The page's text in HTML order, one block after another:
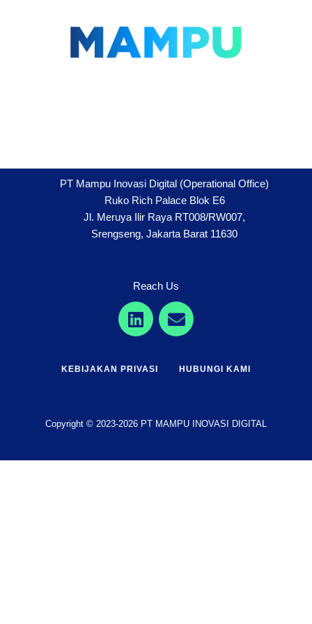
PT Mampu Inovasi Digital (Operational Office)
Ruko Rich Palace Blok E6
Jl. Meruya Ilir Raya RT008/RW007,
Srengseng, Jakarta Barat 11630
Reach Us
KEBIJAKAN PRIVASI HUBUNGI KAMI
Copyright © 2023-2026 PT MAMPU INOVASI DIGITAL